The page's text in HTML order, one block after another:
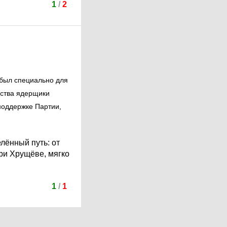
1/ 2
специально для
ядерщики
Партии,
путь: от
Хрущёве, мягко
1/ 1